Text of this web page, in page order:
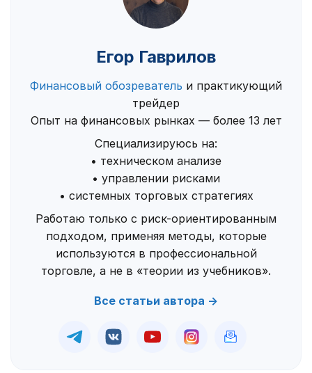
Егор Гаврилов
Финансовый обозреватель и практикующий
трейдер
Опыт на финансовых рынках — более 13 лет
Специализируюсь на:
• техническом анализе
• управлении рисками
• системных торговых стратегиях
Работаю только с риск-ориентированным
подходом, применяя методы, которые
используются в профессиональной
торговле, а не в «теории из учебников».
Все статьи автора →